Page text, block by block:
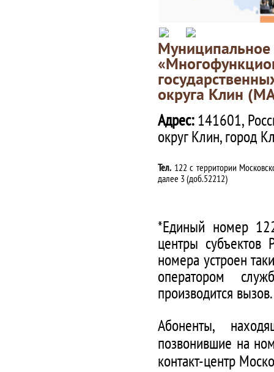
округа Клин
Адрес:141601,
округ Клин, город
Тел. 122 с территории
далее 3 (доб.52212)
*Единый номер
центры субъектов
номера устроен
оператором
производится вызов.
Абоненты,
позвонившие на
контакт-центр